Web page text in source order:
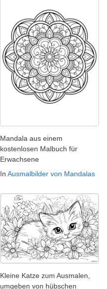
Mandala aus einem
kostenlosen Malbuch für
Erwachsene
In Ausmalbilder von Mandalas
Kleine Katze zum Ausmalen,
umgeben von hübschen